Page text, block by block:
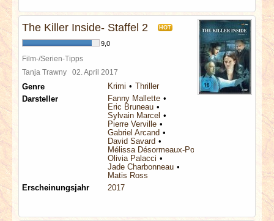
The Killer Inside- Staffel 2 HOT
9,0
Film-/Serien-Tipps
Tanja Trawny 02. April 2017
Genre Krimi
Thriller
Darsteller
Fanny Mallette
Éric Bruneau
Sylvain Marcel
Pierre Verville
Gabriel Arcand
David Savard
Mélissa Désormeaux-Poulin
Olivia Palacci
Jade Charbonneau
Matis Ross
Erscheinungsjahr
2017